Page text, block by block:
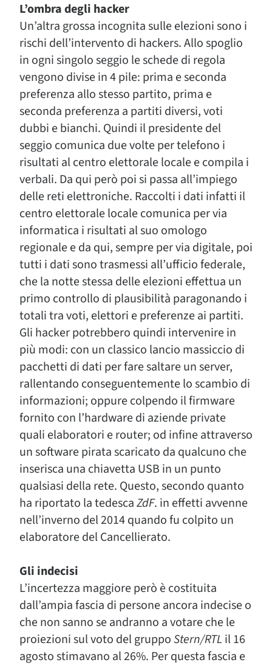
L’ombra degli hacker
Un’altra grossa incognita sulle elezioni sono i
rischi dell’intervento di hackers. Allo spoglio
in ogni singolo seggio le schede di regola
vengono divise in 4 pile: prima e seconda
preferenza allo stesso partito, prima e
seconda preferenza a partiti diversi, voti
dubbi e bianchi. Quindi il presidente del
seggio comunica due volte per telefono i
risultati al centro elettorale locale e compila i
verbali. Da qui però poi si passa all’impiego
delle reti elettroniche. Raccolti i dati infatti il
centro elettorale locale comunica per via
informatica i risultati al suo omologo
regionale e da qui, sempre per via digitale, poi
tutti i dati sono trasmessi all’ufficio federale,
che la notte stessa delle elezioni effettua un
primo controllo di plausibilità paragonando i
totali tra voti, elettori e preferenze ai partiti.
Gli hacker potrebbero quindi intervenire in
più modi: con un classico lancio massiccio di
pacchetti di dati per fare saltare un server,
rallentando conseguentemente lo scambio di
informazioni; oppure colpendo il firmware
fornito con l’hardware di aziende private
quali elaboratori e router; od infine attraverso
un software pirata scaricato da qualcuno che
inserisca una chiavetta USB in un punto
qualsiasi della rete. Questo, secondo quanto
ha riportato la tedescaZdF. in effetti avvenne
nell’inverno del 2014 quando fu colpito un
elaboratore del Cancellierato.
Gli indecisi
L’incertezza maggiore però è costituita
dall’ampia fascia di persone ancora indecise o
che non sanno se andranno a votare che le
proiezioni sul voto del gruppoStern/RTL il 16
agosto stimavano al 26%. Per questa fascia e